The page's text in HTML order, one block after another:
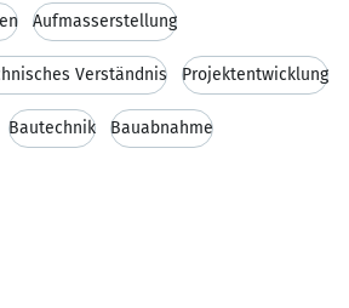
Aufmasserstellung
Verständnis Projektentwicklung
Bautechnik Bauabnahme